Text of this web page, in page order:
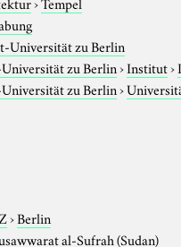
Universität zu Berlin
zu Berlin›Institut›
zu Berlin›
›Berlin
al-Sufrah (Sudan)